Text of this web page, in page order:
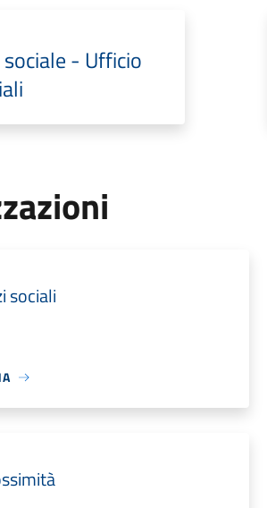
- Ufficio
sociali